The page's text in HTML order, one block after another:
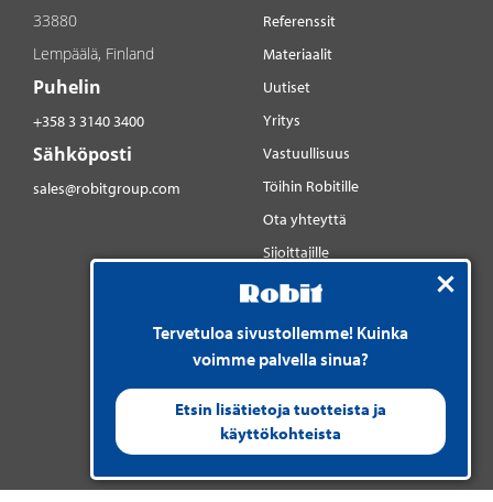
Tervetuloa sivustollemme! Kuinka
voimme palvella sinua?
Etsin lisätietoja tuotteista ja
käyttökohteista
33880
Lempäälä, Finland
Puhelin
+358 3 3140 3400
Sähköposti
sales@robitgroup.com
Referenssit
Materiaalit
Uutiset
Yritys
Vastuullisuus
Töihin Robitille
Ota yhteyttä
Sijoittajille
Sosiaalinen media
LinkedIn
Instagram